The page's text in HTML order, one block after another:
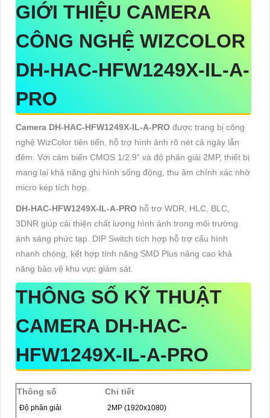
GIỚI THIỆU CAMERA
CÔNG NGHỆ WIZCOLOR
DH-HAC-HFW1249X-IL-A-
PRO
Camera DH-HAC-HFW1249X-IL-A-PRO được trang bị công
nghệ WizColor tiên tiến, hỗ trợ hình ảnh rõ nét cả ngày lẫn
đêm. Với cảm biến CMOS 1/2.9” và độ phân giải 2MP, thiết bị
mang lại khả năng ghi hình sống động, thu âm chính xác nhờ
micro kép tích hợp.
DH-HAC-HFW1249X-IL-A-PRO hỗ trợ WDR, HLC, BLC,
3DNR giúp cải thiện chất lượng hình ảnh trong môi trường
ánh sáng phức tạp. DIP Switch tích hợp hỗ trợ cấu hình
nhanh chóng, kết hợp tính năng SMD Plus nâng cao khả
năng bảo vệ khu vực giám sát.
THÔNG SỐ KỸ THUẬT
CAMERA DH-HAC-
HFW1249X-IL-A-PRO
Thông số Chi tiết
Độ phân giải
2MP (1920x1080)